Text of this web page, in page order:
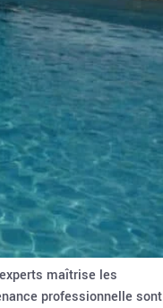
maîtrise les
professionnelle sont